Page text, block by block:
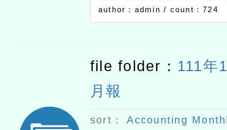
author：admin / count：724
file folder： 111年
月報
sort：
Accounting